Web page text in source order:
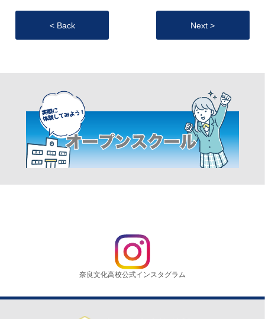
< Back Next >
奈良文化高校公式インスタグラム